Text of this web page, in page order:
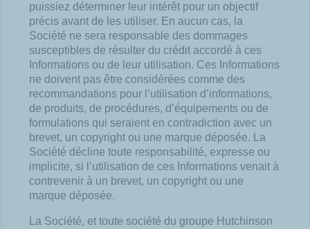
puissiez déterminer leur intérêt pour un objectif
précis avant de les utiliser. En aucun cas, la
Société ne sera responsable des dommages
susceptibles de résulter du crédit accordé à ces
Informations ou de leur utilisation. Ces Informations
ne doivent pas être considérées comme des
recommandations pour l’utilisation d’informations,
de produits, de procédures, d’équipements ou de
formulations qui seraient en contradiction avec un
brevet, un copyright ou une marque déposée. La
Société décline toute responsabilité, expresse ou
implicite, si l’utilisation de ces Informations venait à
contrevenir à un brevet, un copyright ou une
marque déposée.
La Société, et toute société du groupe Hutchinson